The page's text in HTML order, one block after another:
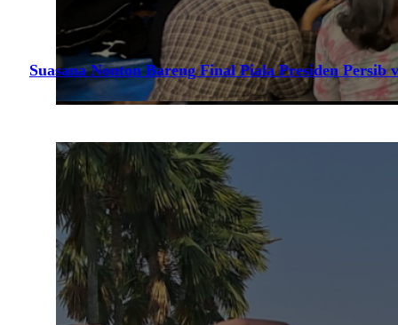
Suasana Nonton Bareng Final Piala Presiden Persib